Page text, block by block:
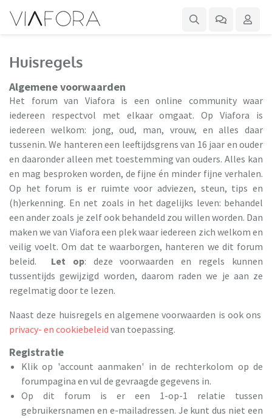
Huisregels
Algemene voorwaarden
Het forum van Viafora is een online community waar
iedereen respectvol met elkaar omgaat. Op Viafora is
iedereen welkom: jong, oud, man, vrouw, en alles daar
tussenin. We hanteren een leeftijdsgrens van 16 jaar en ouder
en daaronder alleen met toestemming van ouders. Alles kan
en mag besproken worden, de fijne én minder fijne verhalen.
Op het forum is er ruimte voor adviezen, steun, tips en
(h)erkenning. En net zoals in het dagelijks leven: behandel
een ander zoals je zelf ook behandeld zou willen worden. Dan
maken we van Viafora een plek waar iedereen zich welkom en
veilig voelt. Om dat te waarborgen, hanteren we dit forum
beleid. Let op: deze voorwaarden en regels kunnen
tussentijds gewijzigd worden, daarom raden we je aan ze
regelmatig door te lezen.
Naast deze huisregels en algemene voorwaarden is ook ons
privacy- en cookiebeleid van toepassing.
Registratie
Klik op 'account aanmaken' in de rechterkolom op de
forumpagina en vul de gevraagde gegevens in.
Op dit forum is er een 1-op-1 relatie tussen
gebruikersnamen en e-mailadressen. Je kunt dus niet een